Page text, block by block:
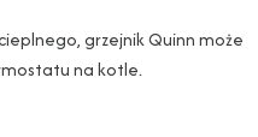
grzejnik Quinn może
na kotle.